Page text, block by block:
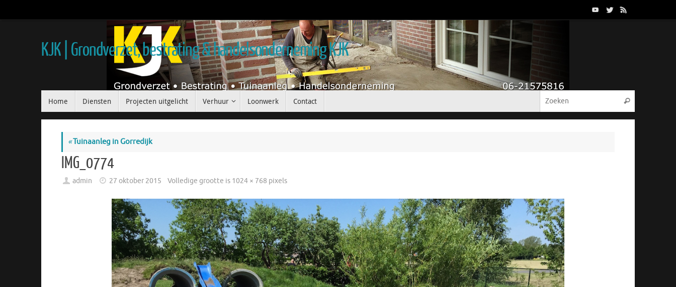
KJK | Grondverzet, bestrating & handelsonderneming KJK
Home Diensten Projecten uitgelicht Verhuur Loonwerk Contact
«Tuinaanleg in Gorredijk
IMG_0774
admin 27 oktober 2015 Volledige grootte is 1024 × 768 pixels